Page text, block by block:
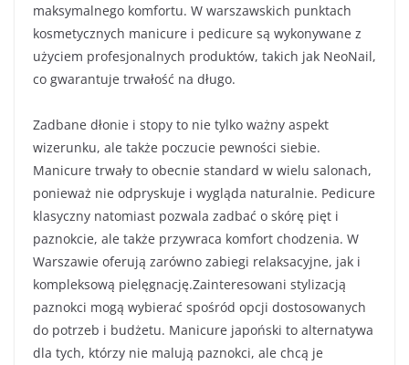
maksymalnego komfortu. W warszawskich punktach
kosmetycznych manicure i pedicure są wykonywane z
użyciem profesjonalnych produktów, takich jak NeoNail,
co gwarantuje trwałość na długo.
Zadbane dłonie i stopy to nie tylko ważny aspekt
wizerunku, ale także poczucie pewności siebie.
Manicure trwały to obecnie standard w wielu salonach,
ponieważ nie odpryskuje i wygląda naturalnie. Pedicure
klasyczny natomiast pozwala zadbać o skórę pięt i
paznokcie, ale także przywraca komfort chodzenia. W
Warszawie oferują zarówno zabiegi relaksacyjne, jak i
kompleksową pielęgnację.Zainteresowani stylizacją
paznokci mogą wybierać spośród opcji dostosowanych
do potrzeb i budżetu. Manicure japoński to alternatywa
dla tych, którzy nie malują paznokci, ale chcą je